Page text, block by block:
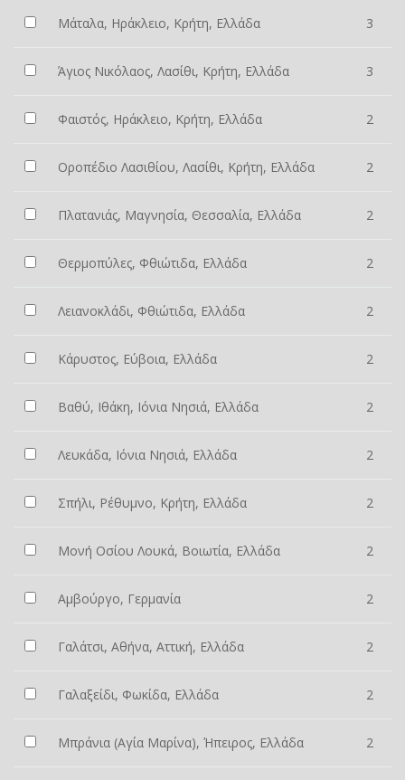
Μάταλα, Ηράκλειο, Κρήτη, Ελλάδα 3
Άγιος Νικόλαος, Λασίθι, Κρήτη, Ελλάδα 3
Φαιστός, Ηράκλειο, Κρήτη, Ελλάδα 2
Οροπέδιο Λασιθίου, Λασίθι, Κρήτη, Ελλάδα 2
Πλατανιάς, Μαγνησία, Θεσσαλία, Ελλάδα 2
Θερμοπύλες, Φθιώτιδα, Ελλάδα 2
Λειανοκλάδι, Φθιώτιδα, Ελλάδα 2
Κάρυστος, Εύβοια, Ελλάδα 2
Βαθύ, Ιθάκη, Ιόνια Νησιά, Ελλάδα 2
Λευκάδα, Ιόνια Νησιά, Ελλάδα 2
Σπήλι, Ρέθυμνο, Κρήτη, Ελλάδα 2
Μονή Οσίου Λουκά, Βοιωτία, Ελλάδα 2
Αμβούργο, Γερμανία 2
Γαλάτσι, Αθήνα, Αττική, Ελλάδα 2
Γαλαξείδι, Φωκίδα, Ελλάδα 2
Μπράνια (Αγία Μαρίνα), Ήπειρος, Ελλάδα 2